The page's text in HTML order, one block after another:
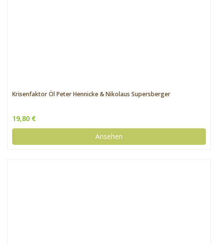
Krisenfaktor Öl Peter Hennicke & Nikolaus Supersberger
19,80 €
Ansehen